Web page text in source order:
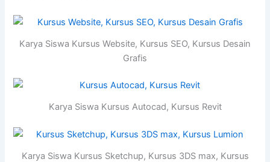
Karya Siswa Kursus Website, Kursus SEO, Kursus Desain
Grafis
Karya Siswa Kursus Autocad, Kursus Revit
Karya Siswa Kursus Sketchup, Kursus 3DS max, Kursus